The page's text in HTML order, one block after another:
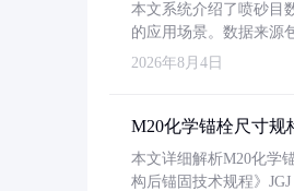
本文系统介绍了喷砂目
的应用场景。数据来源
2026年8月4日
M20化学锚栓尺寸规
本文详细解析M20化学
构后锚固技术规程》